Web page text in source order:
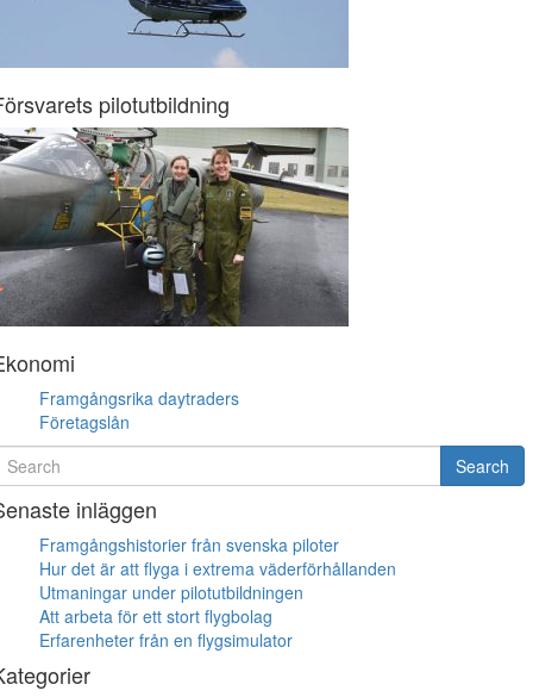
pilotutbildning
Framgångsrika daytraders
Företagslån
Search
inläggen
Framgångshistorier från svenska piloter
Hur det är att flyga i extrema väderförhållanden
Utmaningar under pilotutbildningen
Att arbeta för ett stort flygbolag
Erfarenheter från en flygsimulator